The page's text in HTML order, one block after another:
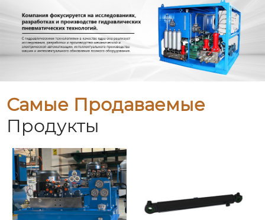
Самые Продаваемые
Продукты